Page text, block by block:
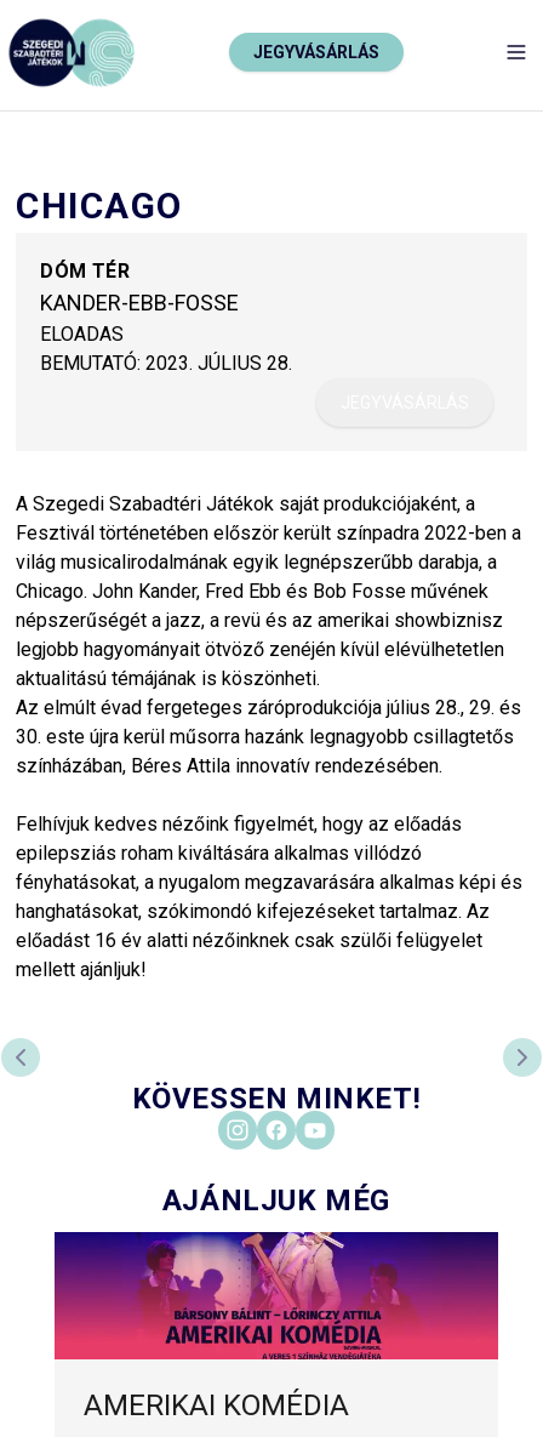
JEGYVÁSÁRLÁS
CHICAGO
DÓM TÉR
KANDER-EBB-FOSSE
ELOADAS
BEMUTATÓ: 2023. JÚLIUS 28.
A Szegedi Szabadtéri Játékok saját produkciójaként, a
Fesztivál történetében először került színpadra 2022-ben a
világ musicalirodalmának egyik legnépszerűbb darabja, a
Chicago. John Kander, Fred Ebb és Bob Fosse művének
népszerűségét a jazz, a revü és az amerikai showbiznisz
legjobb hagyományait ötvöző zenéjén kívül elévülhetetlen
aktualitású témájának is köszönheti.
Az elmúlt évad fergeteges záróprodukciója július 28., 29. és
30. este újra kerül műsorra hazánk legnagyobb csillagtetős
színházában, Béres Attila innovatív rendezésében.
Felhívjuk kedves nézőink figyelmét, hogy az előadás
epilepsziás roham kiváltására alkalmas villódzó
fényhatásokat, a nyugalom megzavarására alkalmas képi és
hanghatásokat, szókimondó kifejezéseket tartalmaz. Az
előadást 16 év alatti nézőinknek csak szülői felügyelet
mellett ajánljuk!
PREVIOUS SLIDE
KÖVESSEN MINKET!
AJÁNLJUK MÉG
AMERIKAI KOMÉDIA